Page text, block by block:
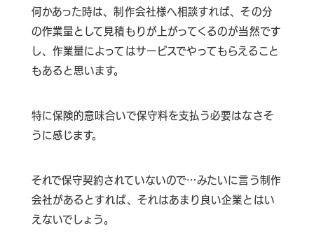
何かあった時は、制作会社様へ相談すれば、その分
の作業量として見積もりが上がってくるのが当然です
し、作業量によってはサービスでやってもらえること
もあると思います。
特に保険的意味合いで保守料を支払う必要はなさそ
うに感じます。
それで保守契約されていないので…みたいに言う制作
会社があるとすれば、それはあまり良い企業とはい
えないでしょう。